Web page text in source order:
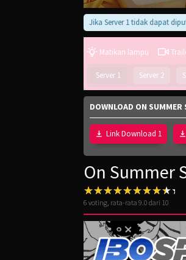
Jika Server 1 tidak dapat diputar,
Matikan lampu
Server 1 Server 2
DOWNLOAD ON SUMMER
Link Download 1
On Summer
6 voting, rata-rata 9.0 dari 10